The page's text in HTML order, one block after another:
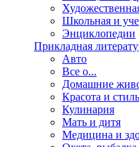
Школьная и
Энциклопедии
Прикладная
Авто
Все о...
Домашние
Красота и стиль
Кулинария
Мать и дитя
Медицина и